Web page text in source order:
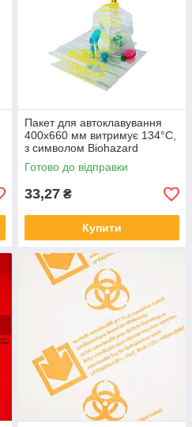
Пакет для автоклавування
400x660 мм витримує 134°С,
з символом Biohazard
Готово до відправки
33,27 ₴
Купити